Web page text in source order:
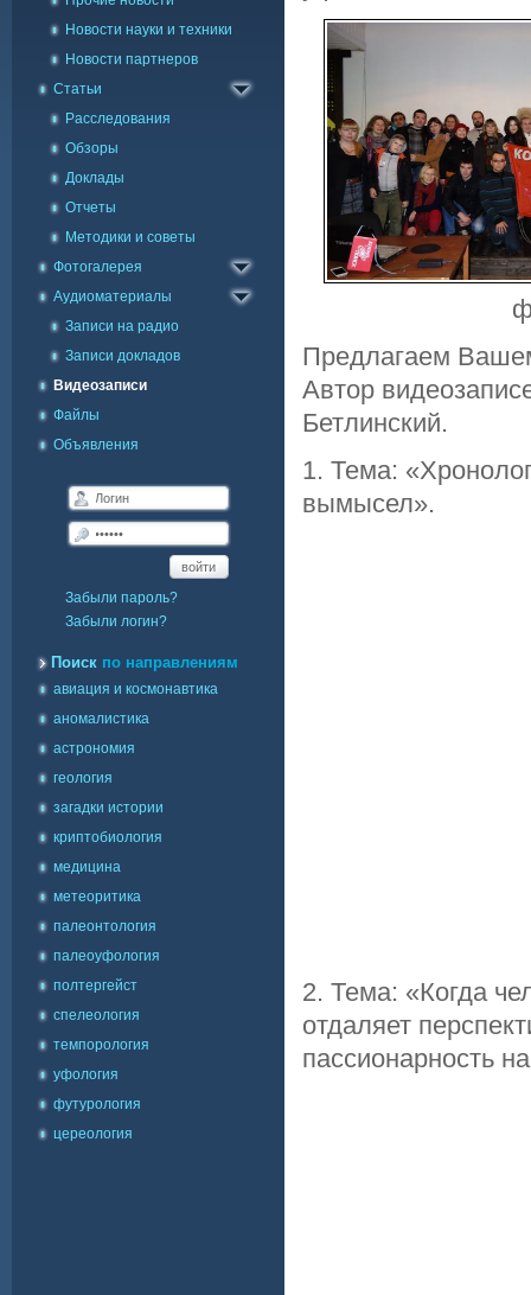
Новости науки и техники
Новости партнеров
Статьи
Расследования
Обзоры
Доклады
Отчеты
Методики и советы
Фотогалерея
Каталог фото
Галерея на карте
Аудиоматериалы
Записи на радио
Записи докладов
Видеозаписи
Файлы
Объявления
войти
Забыли пароль?
Забыли логин?
Поиск по направлениям
авиация и космонавтика
аномалистика
астрономия
геология
загадки истории
криптобиология
медицина
метеоритика
палеонтология
палеоуфология
полтергейст
спелеология
темпорология
уфология
футурология
цереология
Предлагаем
Автор
Бетлинский.
1. Тема:
вымысел».
2. Тема: «Когда
отдаляет
пассионарность